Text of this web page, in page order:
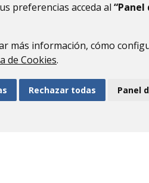
preferencias acceda al
más información, cómo
de Cookies.
Rechazar todas Panel
DE DATOS